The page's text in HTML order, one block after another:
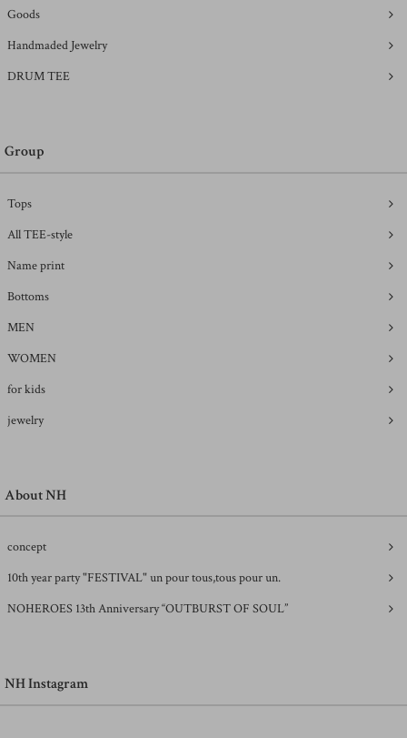
Goods
Handmaded Jewelry
DRUM TEE
Group
Tops
All TEE-style
Name print
Bottoms
MEN
WOMEN
for kids
jewelry
About NH
concept
10th year party "FESTIVAL" un pour tous,tous pour un.
NOHEROES 13th Anniversary “OUTBURST OF SOUL”
NH Instagram